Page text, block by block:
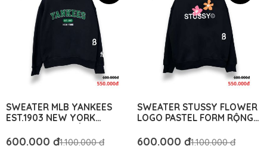
SWEATER MLB YANKEES
EST.1903 NEW YORK
RỘNG - BM AUTHENTIC
600.000 đ1.100.000 đ
SWEATER STUSSY FLOWER
LOGO PASTEL FORM RỘNG -
600.000 đ1.100.000 đ